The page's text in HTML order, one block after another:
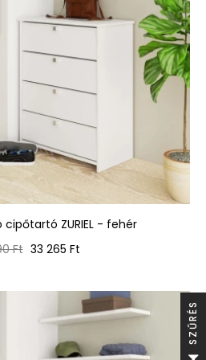
ZURIEL - fehér
Ft Ár
33 265 Ft
S